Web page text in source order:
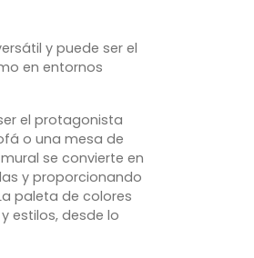
y puede ser el
en entornos
el protagonista
o una mesa de
se convierte en
y proporcionando
paleta de colores
estilos, desde lo